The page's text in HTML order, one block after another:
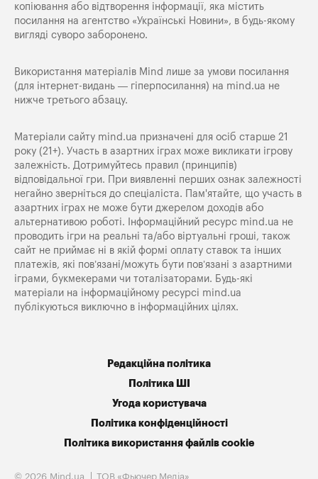
копіювання або відтворення інформації, яка містить
посилання на агентство «Українські Новини», в будь-якому
вигляді суворо заборонено.
Використання матеріалів Mind лише за умови посилання
(для інтернет-видань — гіперпосилання) на mind.ua не
нижче третього абзацу.
Матеріали сайту mind.ua призначені для осіб старше 21
року (21+). Участь в азартних іграх може викликати ігрову
залежність. Дотримуйтесь правил (принципів)
відповідальної гри. При виявленні перших ознак залежності
негайно зверніться до спеціаліста. Пам'ятайте, що участь в
азартних іграх не може бути джерелом доходів або
альтернативою роботі. Інформаційний ресурс mind.ua не
проводить ігри на реальні та/або віртуальні гроші, також
сайт не приймає ні в якій формі оплату ставок та інших
платежів, які пов’язані/можуть бути пов’язані з азартними
іграми, букмекерами чи тоталізаторами. Будь-які
матеріали на інформаційному ресурсі mind.ua
публікуються виключно в інформаційних цілях.
Редакційна політика
Політика ШІ
Угода користувача
Політика конфіденційності
Політика використання файлів cookie
© 2026 Mind.ua ТОВ «Фьючер Медiа»